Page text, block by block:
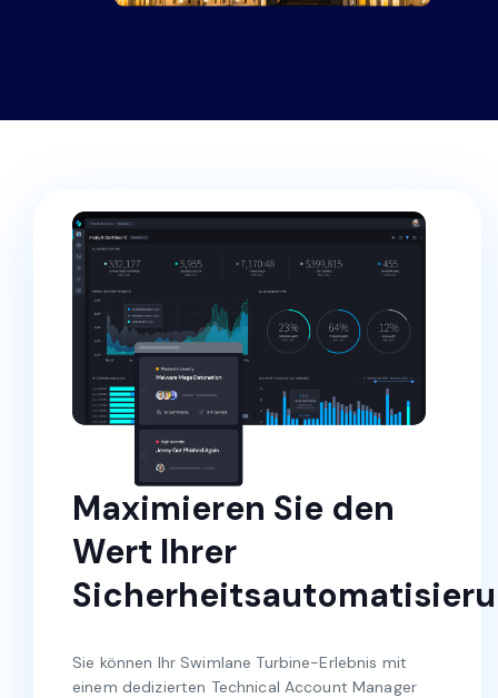
Maximieren Sie den
Wert Ihrer
Sie können Ihr Swimlane Turbine-Erlebnis mit
einem dedizierten Technical Account Manager